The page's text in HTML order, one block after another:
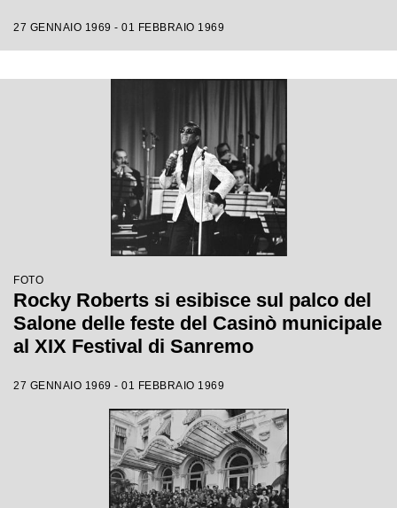
27 GENNAIO 1969 - 01 FEBBRAIO 1969
FOTO
Rocky Roberts si esibisce sul palco del
Salone delle feste del Casinò municipale
al XIX Festival di Sanremo
27 GENNAIO 1969 - 01 FEBBRAIO 1969